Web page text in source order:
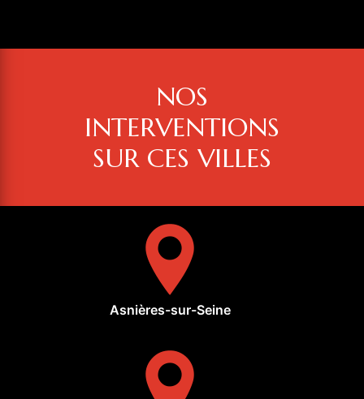
NOS
INTERVENTIONS
SUR CES VILLES
Asnières-sur-Seine